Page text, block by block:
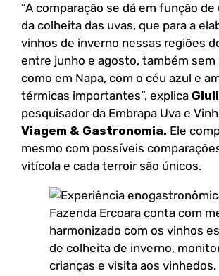
“A comparação se dá em função
da colheita das uvas, que para a
vinhos de inverno nessas regiões
entre junho e agosto, também sem
como em Napa, com o céu azul e
térmicas importantes”, explica
pesquisador da Embrapa Uva e
Viagem & Gastronomia. Ele
mesmo com possíveis
vitícola e cada terroir são únicos.